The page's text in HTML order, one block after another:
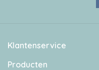
Klantenservice
Producten